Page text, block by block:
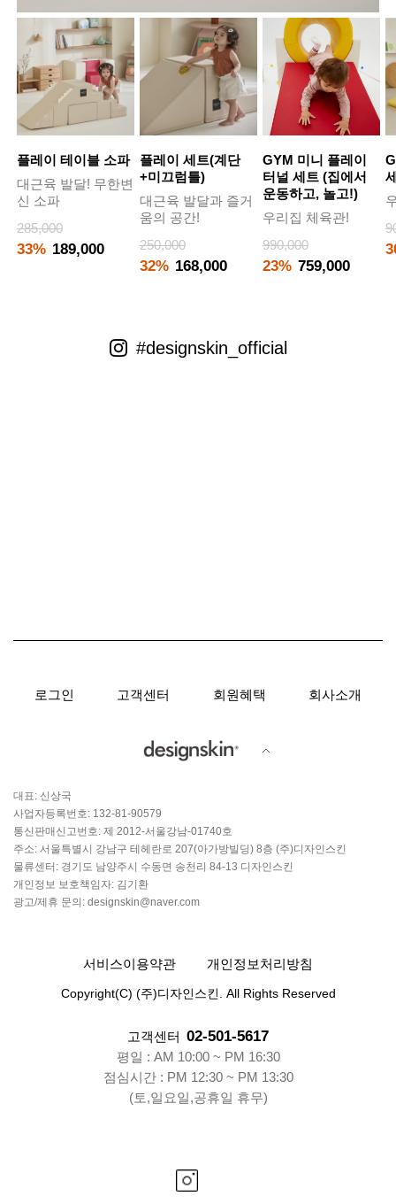
플레이 테이블 소파
대근육 발달! 무한변
신 소파
285,000
33% 189,000
플레이 세트(계단
+미끄럼틀)
대근육 발달과 즐거
움의 공간!
250,000
32% 168,000
GYM 미니 플레이
터널 세트 (집에서
운동하고, 놀고!)
우리집 체육관!
990,000
23% 759,000
#designskin_official
로그인 고객센터 회원혜택 회사소개
대표: 신상국
사업자등록번호: 132-81-90579
통신판매신고번호: 제 2012-서울강남-01740호
주소: 서울특별시 강남구 테헤란로 207(아가방빌딩) 8층 (주)디자인스킨
물류센터: 경기도 남양주시 수동면 송천리 84-13 디자인스킨
개인정보 보호책임자: 김기환
광고/제휴 문의: designskin@naver.com
서비스이용약관 개인정보처리방침
Copyright(C) (주)디자인스킨. All Rights Reserved
고객센터 02-501-5617
평일 : AM 10:00 ~ PM 16:30
점심시간 : PM 12:30 ~ PM 13:30
(토,일요일,공휴일 휴무)